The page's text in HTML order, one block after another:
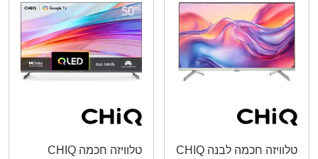
טלוויזה חכמה לבנה CHIQ
טלוויזה חכמה CHIQ